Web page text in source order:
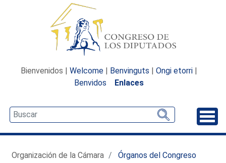
Bienvenidos | Welcome | Benvinguts | Ongi etorri |
Benvidos
Enlaces
Organización de la Cámara
Órganos del Congreso